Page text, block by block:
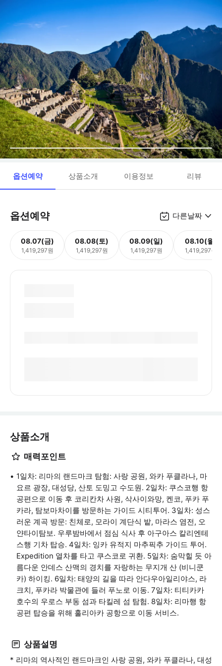
옵션예약 상품소개 이용정보 리뷰
옵션예약 다른날짜
08.07(금)
1,419,297원
08.08(토)
1,419,297원
08.09(일)
1,419,297원
08.10(월)
1,419,297원
상품소개
매력포인트
1일차: 리마의 랜드마크 탐험: 사랑 공원, 와카 푸클라나, 마
요르 광장, 대성당, 산토 도밍고 수도원. 2일차: 쿠스코행 항
공편으로 이동 후 코리칸차 사원, 삭사이와망, 켄코, 푸카 푸
카라, 탐보마차이를 방문하는 가이드 시티투어. 3일차: 성스
러운 계곡 방문: 친체로, 모라이 계단식 밭, 마라스 염전, 오
얀타이탐보. 우루밤바에서 점심 식사 후 아구아스 칼리엔테
스행 기차 탑승. 4일차: 잉카 유적지 마추픽추 가이드 투어.
Expedition 열차를 타고 쿠스코로 귀환. 5일차: 숨막힐 듯 아
름다운 안데스 산맥의 경치를 자랑하는 무지개 산 (비니쿤
카) 하이킹. 6일차: 태양의 길을 따라 안다우아일리야스, 라
크치, 푸카라 박물관에 들러 푸노로 이동. 7일차: 티티카카
호수의 우로스 부동 섬과 타킬레 섬 탐험. 8일차: 리마행 항
공편 탑승을 위해 훌리아카 공항으로 이동 서비스.
상품설명
* 리마의 역사적인 랜드마크인 사랑 공원, 와카 푸클라나, 대성